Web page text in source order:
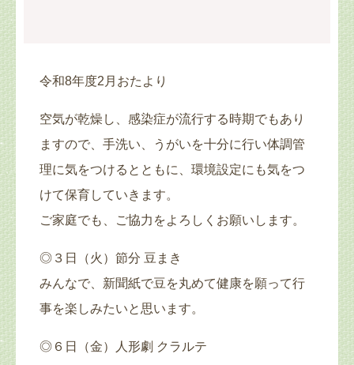
令和8年度2月おたより
空気が乾燥し、感染症が流行する時期でもあり
ますので、手洗い、うがいを十分に行い体調管
理に気をつけるとともに、環境設定にも気をつ
けて保育していきます。
ご家庭でも、ご協力をよろしくお願いします。
◎３日（火）節分 豆まき
みんなで、新聞紙で豆を丸めて健康を願って行
事を楽しみたいと思います。
◎６日（金）人形劇 クラルテ